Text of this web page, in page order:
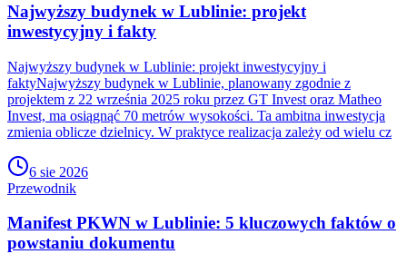
Najwyższy budynek w Lublinie: projekt
inwestycyjny i fakty
Najwyższy budynek w Lublinie: projekt inwestycyjny i
faktyNajwyższy budynek w Lublinie, planowany zgodnie z
projektem z 22 września 2025 roku przez GT Invest oraz Matheo
Invest, ma osiągnąć 70 metrów wysokości. Ta ambitna inwestycja
zmienia oblicze dzielnicy. W praktyce realizacja zależy od wielu cz
6 sie 2026
Przewodnik
Manifest PKWN w Lublinie: 5 kluczowych faktów o
powstaniu dokumentu